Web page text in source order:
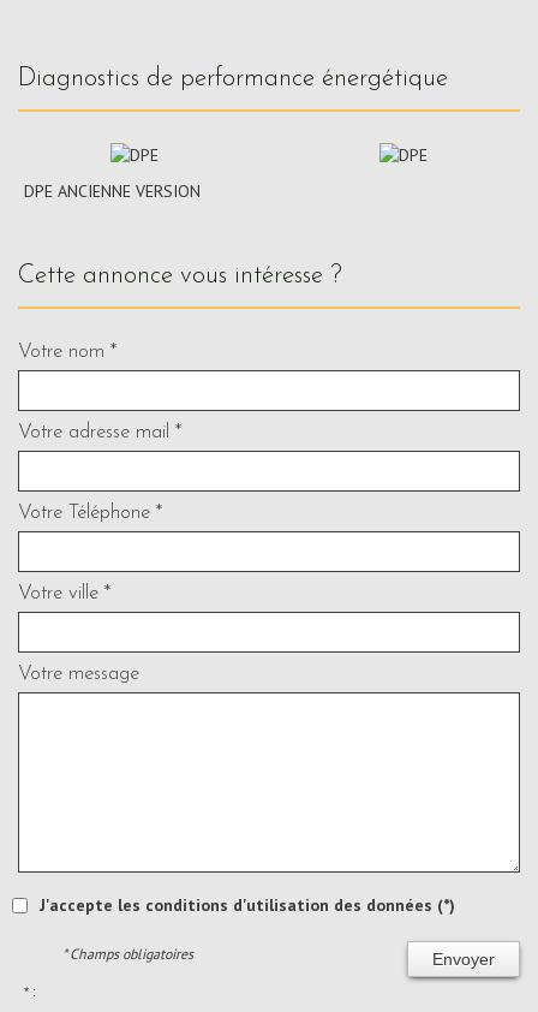
diagnostics de performance énergétique
DPE ANCIENNE VERSION
cette annonce vous intéresse ?
Votre nom *
Votre adresse mail *
Votre Téléphone *
Votre ville *
Votre message
J'accepte les conditions d'utilisation des données (*)
Envoyer
* Champs obligatoires
* :